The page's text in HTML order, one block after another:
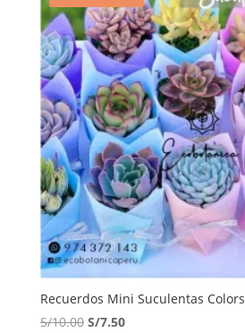
Recuerdos Mini Suculentas Colors
S/10.00 El
S/7.50El